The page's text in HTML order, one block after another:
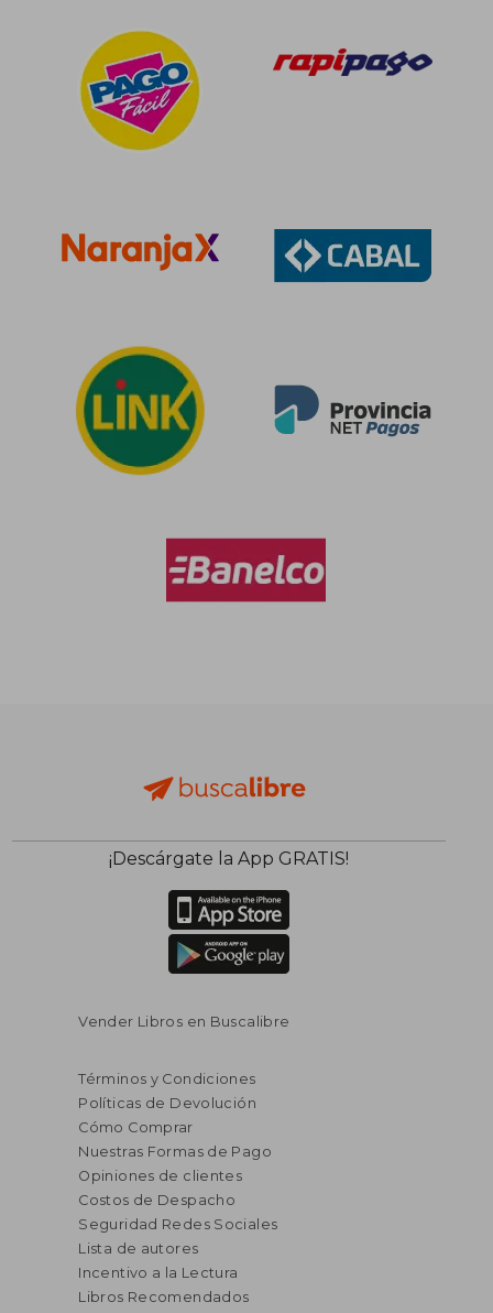
¡Descárgate la App GRATIS!
Vender Libros en Buscalibre
Términos y Condiciones
Políticas de Devolución
Cómo Comprar
Nuestras Formas de Pago
Opiniones de clientes
Costos de Despacho
Seguridad Redes Sociales
Lista de autores
Incentivo a la Lectura
Libros Recomendados